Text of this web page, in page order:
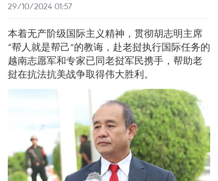
29/10/2024 01:57
本着无产阶级国际主义精神，贯彻胡志明主席
“帮人就是帮己”的教诲，赴老挝执行国际任务的
越南志愿军和专家已同老挝军民携手，帮助老
挝在抗法抗美战争取得伟大胜利。